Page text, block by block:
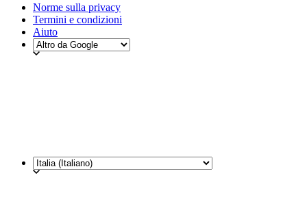
Norme sulla privacy
Termini e condizioni
Aiuto